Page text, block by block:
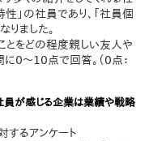
」の社員であり、「社員個
ました。
とをどの程度親しい友人や
0〜10点で回答。（0点：
員が感じる企業は業績や戦略
るアンケート